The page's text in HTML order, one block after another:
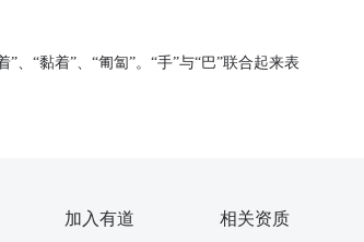
、“黏着”、“匍匐”。“手”与“巴”联合起来表
加入有道 相关资质